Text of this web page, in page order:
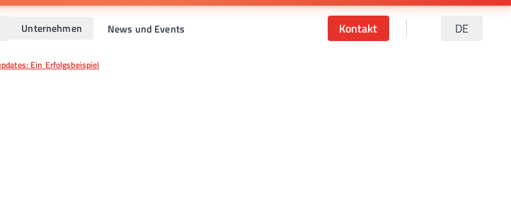
Unternehmen News und Events Kontakt DE
Ein Erfolgsbeispiel